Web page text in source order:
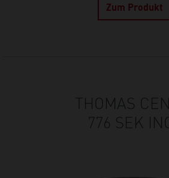
Zum Produkt
THOMAS
776 SEK